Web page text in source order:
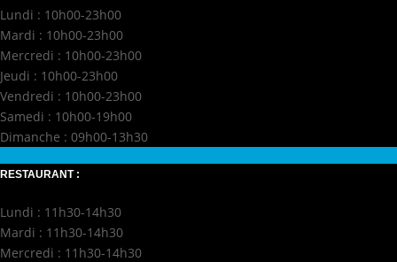
Lundi : 10h00-23h00
Mardi : 10h00-23h00
Mercredi : 10h00-23h00
Jeudi : 10h00-23h00
Vendredi : 10h00-23h00
Samedi : 10h00-19h00
Dimanche : 09h00-13h30
RESTAURANT :
Lundi : 11h30-14h30
Mardi : 11h30-14h30
Mercredi : 11h30-14h30